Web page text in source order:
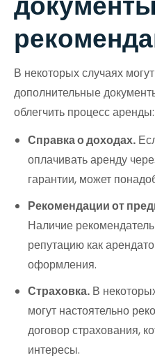
В некоторых случаях
дополнительные
облегчить процесс аренды:
Справка о доходах.
оплачивать аренду
гарантии, может
Рекомендации от
Наличие
репутацию как
оформления.
Страховка. В
могут настоятельно
договор страхования,
интересы.